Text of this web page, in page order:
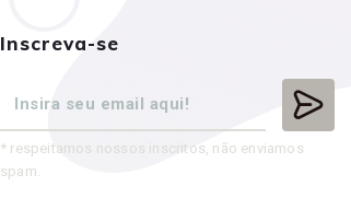
Inscreva-se
* respeitamos nossos inscritos, não enviamos
spam.